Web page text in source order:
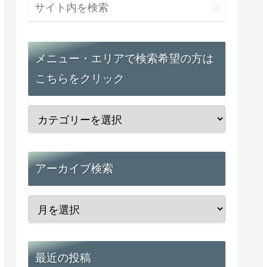
メニュー・エリアで検索希望の方は
こちらをクリック
アーカイブ検索
最近の投稿